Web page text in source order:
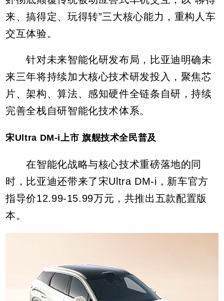
来、搞得定、玩得转”三大核心能力，重构人车
交互体验。
针对未来智能化研发布局，比亚迪明确未
来三年将持续加大核心技术研发投入，聚焦芯
片、架构、算法、感知硬件全链条自研，持续
完善全栈自研智能化技术体系。
宋Ultra DM-i上市 旗舰技术全民普及
在智能化战略与核心技术重磅落地的同
时，比亚迪还带来了宋Ultra DM-i，新车官方
指导价12.99-15.99万元，共推出五款配置版
本。